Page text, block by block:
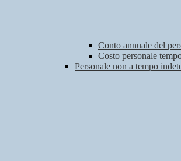
Conto annuale del
Costo personale
Personale non a tempo